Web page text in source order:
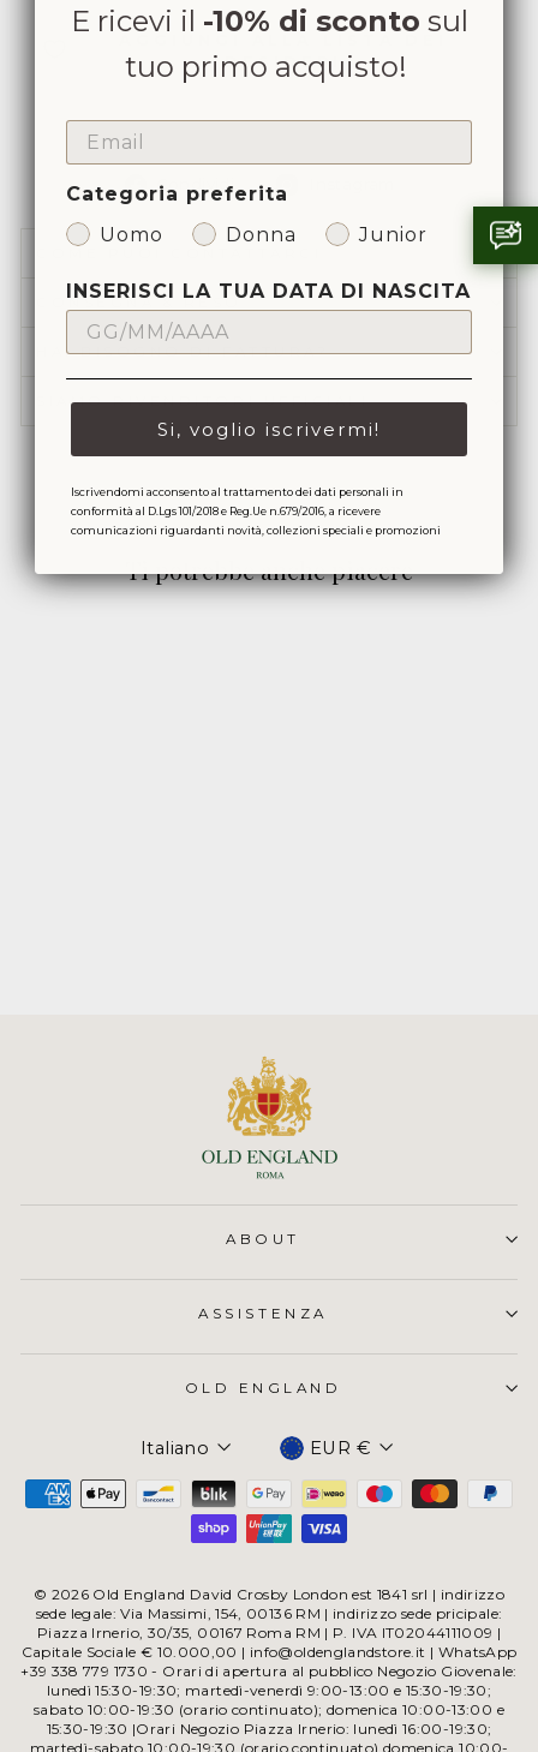
DESIDERI
Condividi
Condividi
su
Facebook
Instagram
CONSEGNA & RESO
HAI BISOGNO DI FATTURA?
SIAMO RIVENDITORI UFFICIALI
Ti potrebbe anche piacere
ABOUT
ASSISTENZA
OLD ENGLAND
Italiano Valuta
EUR €
© 2026 Old England David Crosby London est 1841 srl | indirizzo
sede legale: Via Massimi, 154, 00136 RM | indirizzo sede pricipale:
Piazza Irnerio, 30/35, 00167 Roma RM | P. IVA IT02044111009 |
Capitale Sociale € 10.000,00 | info@oldenglandstore.it | WhatsApp
+39 338 779 1730 - Orari di apertura al pubblico Negozio Giovenale:
lunedì 15:30-19:30; martedì-venerdì 9:00-13:00 e 15:30-19:30;
sabato 10:00-19:30 (orario continuato); domenica 10:00-13:00 e
15:30-19:30 |Orari Negozio Piazza Irnerio: lunedì 16:00-19:30;
martedì-sabato 10:00-19:30 (orario continuato) domenica 10:00-
E ricevi il -10% di sconto sul
tuo primo acquisto!
EMAIL
Categoria preferita
Uomo
Donna Junior
INSERISCI LA TUA DATA DI NASCITA
Si, voglio iscrivermi!
Iscrivendomi acconsento al trattamento dei dati personali in
conformità al D.Lgs 101/2018 e Reg.Ue n.679/2016, a ricevere
comunicazioni riguardanti novità, collezioni speciali e promozioni